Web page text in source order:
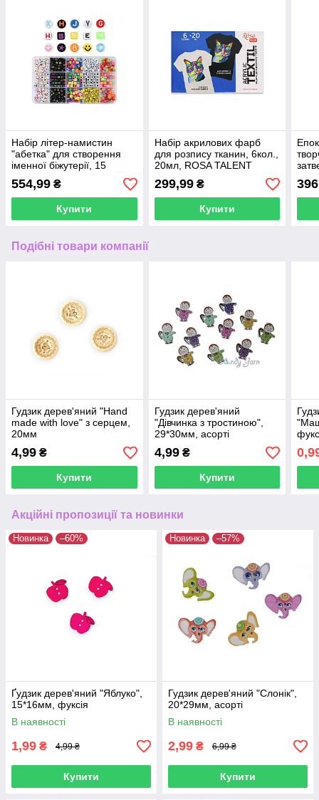
Набір літер-намистин
"абетка" для створення
іменної біжутерії, 15
осередків
554,99 ₴
Купити
Набір акрилових фарб
для розпису тканин, 6кол.,
20мл, ROSA TALENT
299,99₴
Купити
(1:1)
Подібні товари компанії
Гудзик дерев'яний "Hand
made with love" з серцем,
20мм
4,99 ₴
Купити
Гудзик дерев'яний
"Дівчинка з тростиною",
29*30мм, асорті
4,99₴
Купити
Акційні пропозиції та новинки
Новинка –60%
Ґудзик дерев'яний "Яблуко",
15*16мм, фуксія
В наявності
1,99 ₴ 4,99 ₴
Купити
Новинка –57%
Гудзик дерев'яний "Слонік",
20*29мм, асорті
В наявності
2,99 ₴ 6,99 ₴
Купити